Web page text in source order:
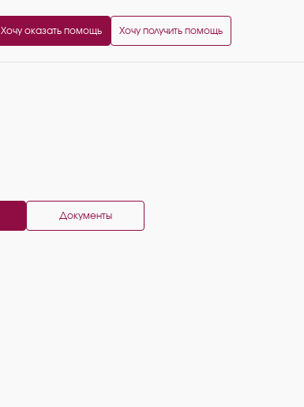
Хочу оказать помощь Хочу получить помощь
Документы